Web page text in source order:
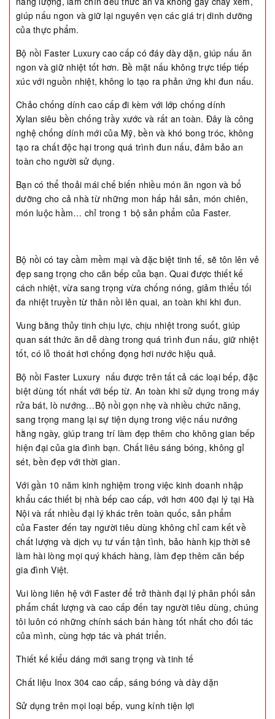
giúp nấu ngon và giữ lại nguyên vẹn các giá trị dinh dưỡng
của thực phẩm.
Bộ nồi Faster Luxury cao cấp có đáy dày dặn, giúp nấu ăn
ngon và giữ nhiệt tốt hơn. Bề mặt nấu không trực tiếp tiếp
xúc với nguồn nhiệt, không lo tạo ra phản ứng khi đun nấu.
Chảo chống dính cao cấp đi kèm với lớp chống dính
Xylan siêu bền chống trầy xước và rất an toàn. Đây là công
nghệ chống dính mới của Mỹ, bền và khó bong tróc, không
tạo ra chất độc hại trong quá trình đun nấu, đảm bảo an
toàn cho người sử dụng.
Bạn có thể thoải mái chế biến nhiều món ăn ngon và bổ
dưỡng cho cả nhà từ những mon hấp hải sản, món chiên,
món luộc hầm… chỉ trong 1 bộ sản phẩm của Faster.
Bộ nồi có tay cầm mềm mại và đặc biệt tinh tế, sẽ tôn lên vẻ
đẹp sang trọng cho căn bếp của bạn. Quai được thiết kế
cách nhiệt, vừa sang trọng vừa chống nóng, giảm thiểu tối
đa nhiệt truyền từ thân nồi lên quai, an toàn khi khi đun.
Vung bằng thủy tinh chịu lực, chịu nhiệt trong suốt, giúp
quan sát thức ăn dễ dàng trong quá trình đun nấu, giữ nhiệt
tốt, có lỗ thoát hơi chống đọng hơi nước hiệu quả.
Bộ nồi Faster Luxury nấu được trên tất cả các loại bếp, đặc
biệt dùng tốt nhất với bếp từ. An toàn khi sử dụng trong máy
rửa bát, lò nướng…Bộ nồi gọn nhẹ và nhiều chức năng,
sang trọng mang lại sự tiện dụng trong việc nấu nướng
hằng ngày, giúp trang trí làm đẹp thêm cho không gian bếp
hiện đại của gia đình bạn. Chất liêu sáng bóng, không gỉ
sét, bền đẹp với thời gian.
Với gần 10 năm kinh nghiệm trong việc kinh doanh nhập
khẩu các thiết bị nhà bếp cao cấp, với hơn 400 đại lý tại Hà
Nội và rất nhiều đại lý khác trên toàn quốc, sản phẩm
của Faster đến tay người tiêu dùng không chỉ cam kết về
chất lượng và dịch vụ tư vấn tận tình, bảo hành kịp thời sẽ
làm hài lòng mọi quý khách hàng, làm đẹp thêm căn bếp
gia đình Việt.
Vui lòng liên hệ với Faster để trở thành đại lý phân phối sản
phẩm chất lượng và cao cấp đến tay người tiêu dùng, chúng
tôi luôn có những chính sách bán hàng tốt nhất cho đối tác
của mình, cùng hợp tác và phát triển.
Thiết kế kiểu dáng mới sang trọng và tinh tế
Chất liệu Inox 304 cao cấp, sáng bóng và dày dặn
Sử dụng trên mọi loại bếp, vung kính tiện lợi